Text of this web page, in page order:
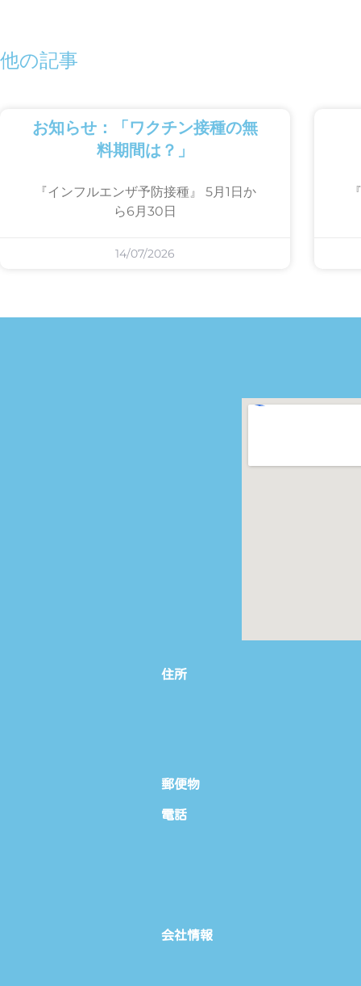
他の記事
お知らせ：「ワクチン接種の無
料期間は？」
『インフルエンザ予防接種』 5月1日か
ら6月30日
14/07/2026
住所
郵便物
電話
会社情報